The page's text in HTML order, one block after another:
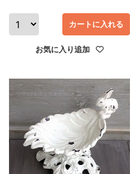
カートに入れる
お気に入り追加